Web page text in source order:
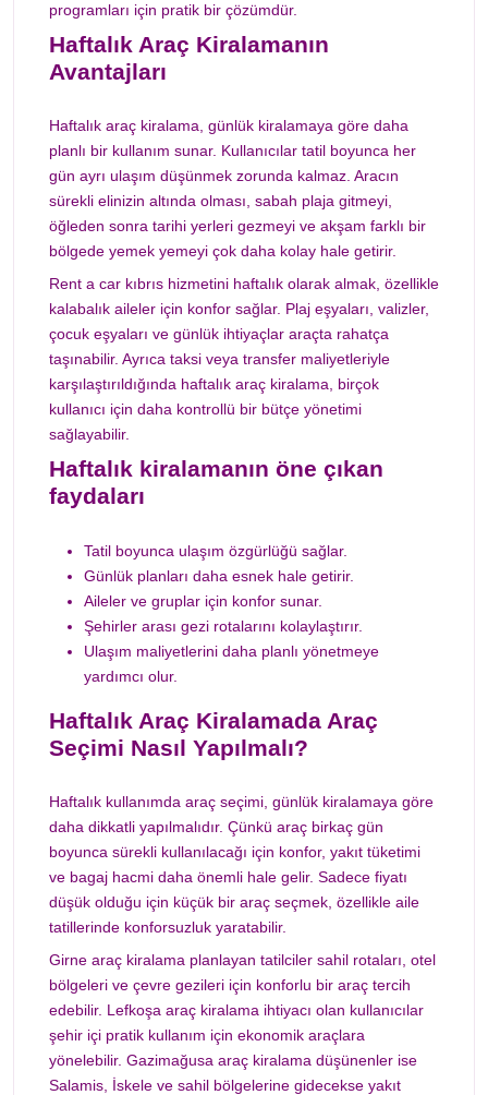
programları için pratik bir çözümdür.
Haftalık Araç Kiralamanın
Avantajları
Haftalık araç kiralama, günlük kiralamaya göre daha
planlı bir kullanım sunar. Kullanıcılar tatil boyunca her
gün ayrı ulaşım düşünmek zorunda kalmaz. Aracın
sürekli elinizin altında olması, sabah plaja gitmeyi,
öğleden sonra tarihi yerleri gezmeyi ve akşam farklı bir
bölgede yemek yemeyi çok daha kolay hale getirir.
Rent a car kıbrıs hizmetini haftalık olarak almak, özellikle
kalabalık aileler için konfor sağlar. Plaj eşyaları, valizler,
çocuk eşyaları ve günlük ihtiyaçlar araçta rahatça
taşınabilir. Ayrıca taksi veya transfer maliyetleriyle
karşılaştırıldığında haftalık araç kiralama, birçok
kullanıcı için daha kontrollü bir bütçe yönetimi
sağlayabilir.
Haftalık kiralamanın öne çıkan
faydaları
Tatil boyunca ulaşım özgürlüğü sağlar.
Günlük planları daha esnek hale getirir.
Aileler ve gruplar için konfor sunar.
Şehirler arası gezi rotalarını kolaylaştırır.
Ulaşım maliyetlerini daha planlı yönetmeye
yardımcı olur.
Haftalık Araç Kiralamada Araç
Seçimi Nasıl Yapılmalı?
Haftalık kullanımda araç seçimi, günlük kiralamaya göre
daha dikkatli yapılmalıdır. Çünkü araç birkaç gün
boyunca sürekli kullanılacağı için konfor, yakıt tüketimi
ve bagaj hacmi daha önemli hale gelir. Sadece fiyatı
düşük olduğu için küçük bir araç seçmek, özellikle aile
tatillerinde konforsuzluk yaratabilir.
Girne araç kiralama planlayan tatilciler sahil rotaları, otel
bölgeleri ve çevre gezileri için konforlu bir araç tercih
edebilir. Lefkoşa araç kiralama ihtiyacı olan kullanıcılar
şehir içi pratik kullanım için ekonomik araçlara
yönelebilir. Gazimağusa araç kiralama düşünenler ise
Salamis, İskele ve sahil bölgelerine gidecekse yakıt